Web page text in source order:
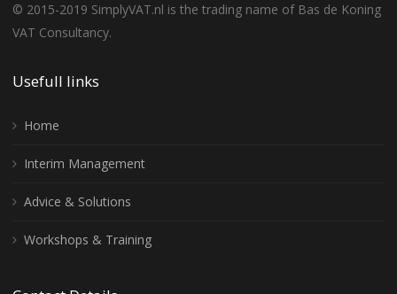
© 2015-2019 SimplyVAT.nl is the trading name of Bas de Koning
VAT Consultancy.
Usefull links
Home
Interim Management
Advice & Solutions
Workshops & Training